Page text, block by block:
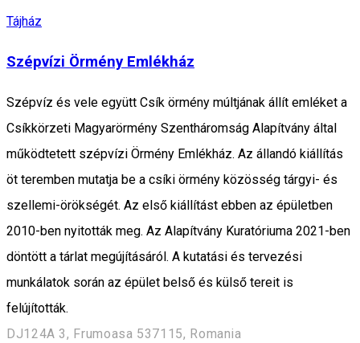
Tájház
Szépvízi Örmény Emlékház
Szépvíz és vele együtt Csík örmény múltjának állít emléket a
Csíkkörzeti Magyarörmény Szentháromság Alapítvány által
működtetett szépvízi Örmény Emlékház. Az állandó kiállítás
öt teremben mutatja be a csíki örmény közösség tárgyi- és
szellemi-örökségét. Az első kiállítást ebben az épületben
2010-ben nyitották meg. Az Alapítvány Kuratóriuma 2021-ben
döntött a tárlat megújításáról. A kutatási és tervezési
munkálatok során az épület belső és külső tereit is
felújították.
DJ124A 3, Frumoasa 537115, Romania